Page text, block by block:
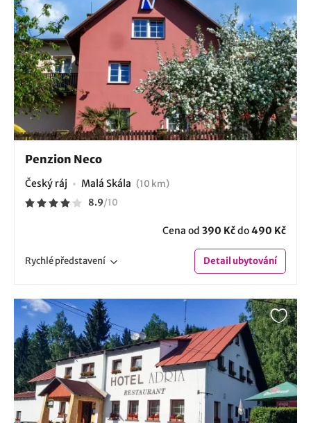
Penzion Neco
Český ráj Malá Skála (10 km)
8.9/10
Cena od 390 Kčdo490 Kč
Rychlépředstavení Detailubytování